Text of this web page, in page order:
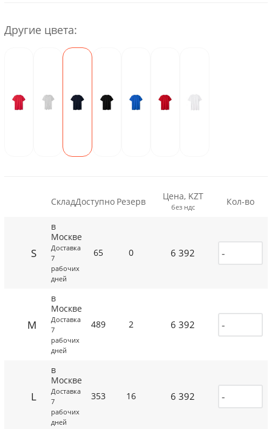
Другие цвета:
СкладДоступно Резерв Цена, KZT
без ндс Кол-во
S
в
Москве
Доставка
7
рабочих
дней
65 0 6 392
M
в
Москве
Доставка
7
рабочих
дней
489 2 6 392
L
в
Москве
Доставка
7
рабочих
дней
353 16 6 392